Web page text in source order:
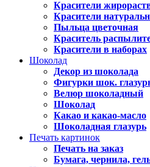
Красители
Красители
Пыльца цветочная
Краситель
Красители в наборах
Шоколад
Декор из шоколада
Фигурки шок.
Велюр шоколадный
Шоколад
Какао и какао-масло
Шоколадная глазурь
Печать картинок
Печать на заказ
Бумага, чернила,